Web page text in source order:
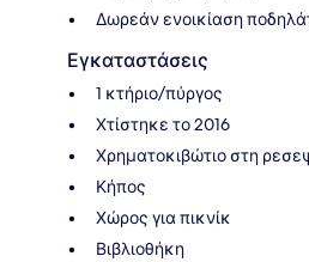
Δωρεάν ενοικίαση
Εγκαταστάσεις
1 κτήριο/πύργος
Χτίστηκε το 2016
Χρηματοκιβώτιο στη
Κήπος
Χώρος για πικνίκ
Βιβλιοθήκη